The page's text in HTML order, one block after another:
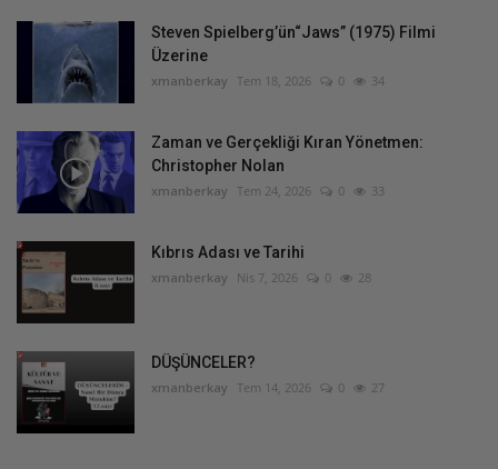
Steven Spielberg’ün“Jaws” (1975) Filmi
Üzerine
xmanberkay Tem 18, 2026 0 34
Zaman ve Gerçekliği Kıran Yönetmen:
Christopher Nolan
xmanberkay Tem 24, 2026 0 33
Kıbrıs Adası ve Tarihi
xmanberkay Nis 7, 2026 0 28
DÜŞÜNCELER?
xmanberkay Tem 14, 2026 0 27